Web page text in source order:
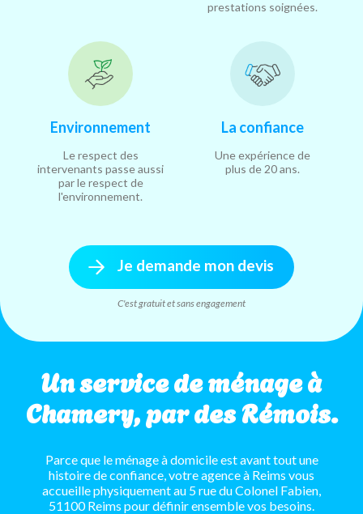
prestations soignées.
Environnement
Le respect des
intervenants passe aussi
par le respect de
l'environnement.
La confiance
Une expérience de
plus de 20 ans.
Je demande mon devis
C'est gratuit et sans engagement
Un service de ménage à
Chamery, par des Rémois.
Parce que le ménage à domicile est avant tout une
histoire de confiance, votre agence à Reims vous
accueille physiquement au 5 rue du Colonel Fabien,
51100 Reims pour définir ensemble vos besoins.